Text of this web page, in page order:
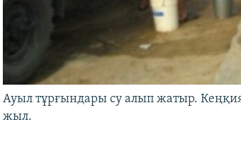
Ауыл тұрғындары су алып жатыр.
жыл.